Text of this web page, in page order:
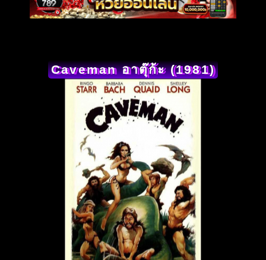
Caveman อาตุ๊ก้ะ (1981)